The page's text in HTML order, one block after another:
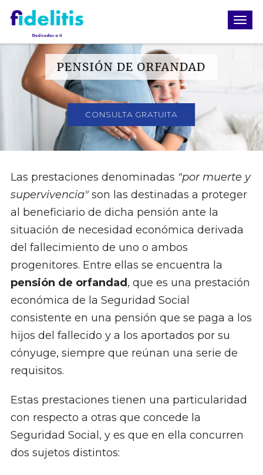
PENSIÓN DE ORFANDAD
CONSULTA GRATUITA
Las prestaciones denominadas "por muerte y
supervivencia"son las destinadas a proteger
al beneficiario de dicha pensión ante la
situación de necesidad económica derivada
del fallecimiento de uno o ambos
progenitores. Entre ellas se encuentra la
pensión de orfandad , que es una prestación
económica de la Seguridad Social
consistente en una pensión que se paga a los
hijos del fallecido y a los aportados por su
cónyuge, siempre que reúnan una serie de
requisitos.
Estas prestaciones tienen una particularidad
con respecto a otras que concede la
Seguridad Social, y es que en ella concurren
dos sujetos distintos: